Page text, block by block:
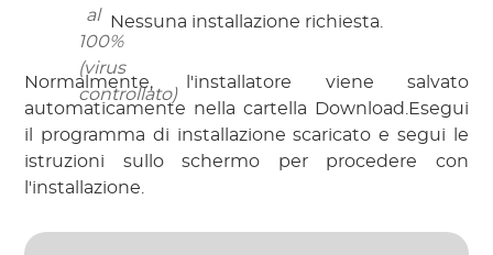
al
100%
(virus
controllato)
Nessuna installazione richiesta.
Normalmente, l'installatore viene salvato
automaticamente nella cartella Download.Esegui
il programma di installazione scaricato e segui le
istruzioni sullo schermo per procedere con
l'installazione.